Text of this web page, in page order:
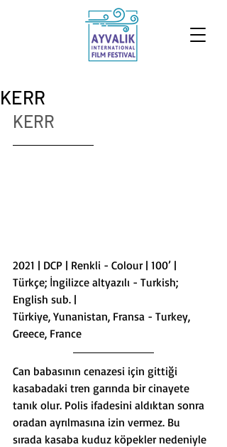
KERR
KERR
2021 | DCP | Renkli - Colour | 100’ |
Türkçe; İngilizce altyazılı - Turkish;
English sub. |
Türkiye, Yunanistan, Fransa - Turkey,
Greece, France
Can babasının cenazesi için gittiği
kasabadaki tren garında bir cinayete
tanık olur. Polis ifadesini aldıktan sonra
oradan ayrılmasına izin vermez. Bu
sırada kasaba kuduz köpekler nedeniyle